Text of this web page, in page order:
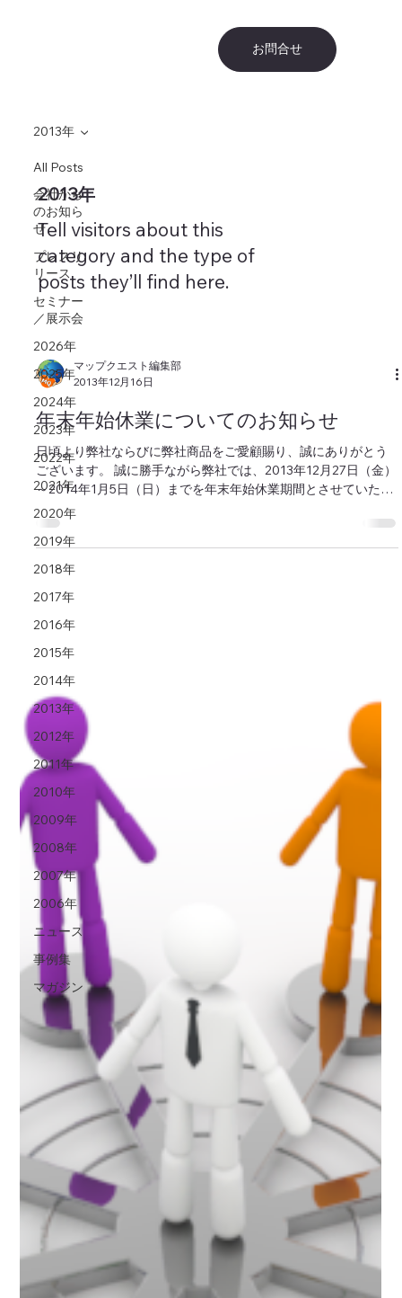
お問合せ
All Posts
会社から
のお知ら
せ
プレスリ
リース
セミナー
／展示会
2026年
2025年
2024年
2023年
2022年
2021年
2020年
2019年
2018年
2017年
2016年
2015年
2014年
2013年
2012年
2011年
2010年
2009年
2008年
2007年
2006年
ニュース
事例集
マガジン
2013年
2013年
Tell visitors about this
category and the type of
posts they’ll find here.
マップクエスト編集部
2013年12月16日
年末年始休業についてのお知らせ
日頃より弊社ならびに弊社商品をご愛顧賜り、誠にありがとう
ございます。 誠に勝手ながら弊社では、2013年12月27日（金）
～2014年1月5日（日）までを年末年始休業期間とさせていただ
いております。 お問い合わせ受付業務およびオンラインショッ
プの商品発送業務につきまして下...